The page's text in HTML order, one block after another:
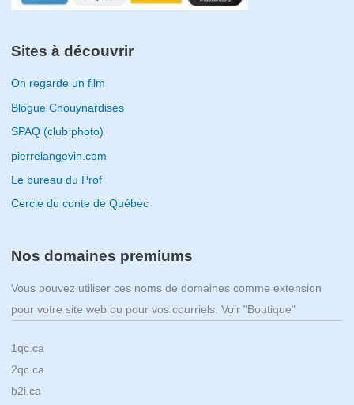
Sites à découvrir
On regarde un film
Blogue Chouynardises
SPAQ (club photo)
pierrelangevin.com
Le bureau du Prof
Cercle du conte de Québec
Nos domaines premiums
Vous pouvez utiliser ces noms de domaines comme extension
pour votre site web ou pour vos courriels. Voir "Boutique"
1qc.ca
2qc.ca
b2i.ca